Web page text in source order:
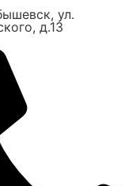
ул.
д.13